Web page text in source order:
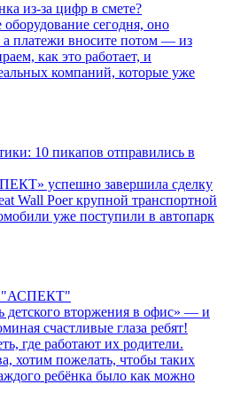
из‑за цифр в смете?
оборудование сегодня, оно
а платежи вносите потом — из
как это работает, и
компаний, которые уже
10 пикапов отправились в
успешно завершила сделку
Wall Poer крупной транспортной
уже поступили в автопарк
"АСПЕКТ"
вторжения в офис» — и
счастливые глаза ребят!
где работают их родители.
хотим пожелать, чтобы таких
ребёнка было как можно